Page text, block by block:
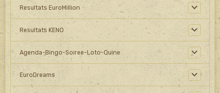
Resultats EuroMillion
Resultats KENO
Agenda-Bingo-Soiree-Loto-Quine
EuroDreams